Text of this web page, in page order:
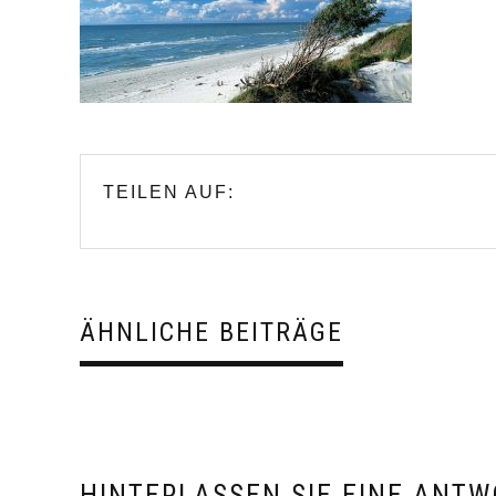
TEILEN AUF:
ÄHNLICHE BEITRÄGE